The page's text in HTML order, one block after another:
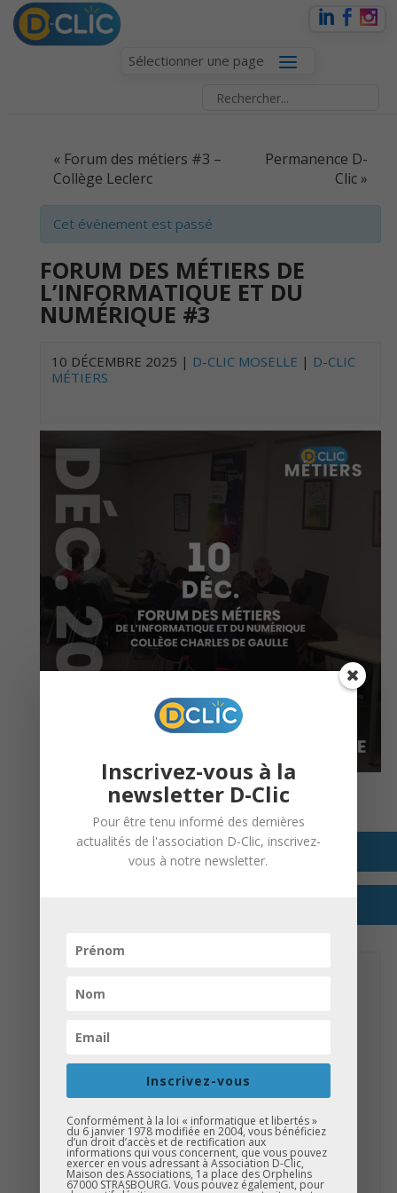
Sélectionner une page
EVENT
NAVIGATION
« Forum des métiers #3 –
Collège Leclerc
Permanence D-
Clic »
Cet événement est passé
FORUM DES MÉTIERS DE
L’INFORMATIQUE ET DU
NUMÉRIQUE #3
10 DÉCEMBRE 2025 | D-CLIC MOSELLE | D-CLIC
MÉTIERS
À destination des élèves du collège
+ GOOGLE AGENDA
Catégories d’Évènement:
ORGANISATEUR
Association D-Clic
Phone:
03.69.14.46.82
Website:
Inscrivez-vous à la
newsletter D-Clic
Pour être tenu informé des dernières
actualités de l'association D-Clic, inscrivez-
vous à notre newsletter.
Inscrivez-vous
Conformément à la loi « informatique et libertés »
du 6 janvier 1978 modifiée en 2004, vous bénéficiez
d’un droit d’accès et de rectification aux
informations qui vous concernent, que vous pouvez
exercer en vous adressant à Association D-Clic,
Maison des Associations, 1a place des Orphelins
67000 STRASBOURG. Vous pouvez également, pour